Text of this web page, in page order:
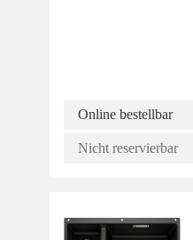
Online bestellbar
Nicht reservierbar